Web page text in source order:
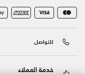
للتواصل
خدمة العملاء